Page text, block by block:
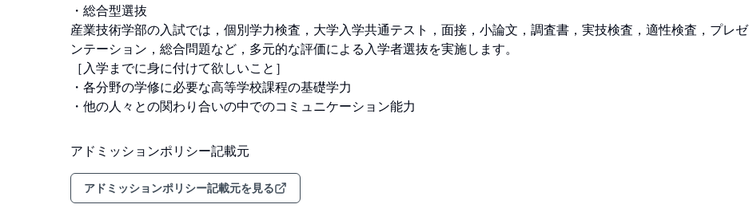
・総合型選抜
産業技術学部の入試では，個別学力検査，大学入学共通テスト，面接，小論文，調査書，実技検査，適性検査，プレゼ
ンテーション，総合問題など，多元的な評価による入学者選抜を実施します。
［入学までに身に付けて欲しいこと］
・各分野の学修に必要な高等学校課程の基礎学力
・他の人々との関わり合いの中でのコミュニケーション能力
アドミッションポリシー記載元
アドミッションポリシー記載元を見る